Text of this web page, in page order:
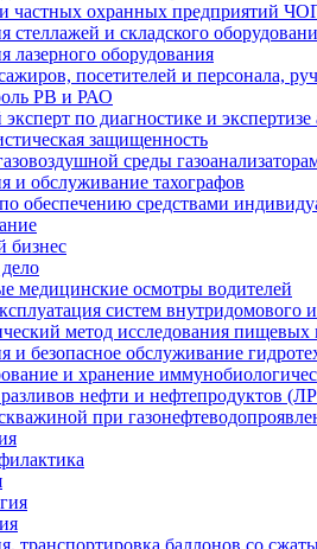
частных охранных предприятий
стеллажей и складского
лазерного оборудования
посетителей и персонала,
РВ и РАО
по диагностике и
защищенность
среды
и обслуживание тахографов
обеспечению средствами
бизнес
медицинские осмотры водителей
систем
метод исследования пищевых
и безопасное обслуживание
и хранение
нефти и нефтепродуктов
при
транспортировка баллонов со